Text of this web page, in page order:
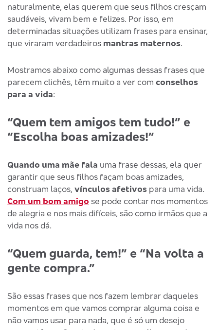
naturalmente, elas querem que seus filhos cresçam
saudáveis, vivam bem e felizes. Por isso, em
determinadas situações utilizam frases para ensinar,
que viraram verdadeiros mantras maternos.
Mostramos abaixo como algumas dessas frases que
parecem clichês, têm muito a ver com conselhos
para a vida:
“Quem tem amigos tem tudo!” e
“Escolha boas amizades!”
Quando uma mãe fala uma frase dessas, ela quer
garantir que seus filhos façam boas amizades,
construam laços, vínculos afetivos para uma vida.
Com um bom amigo se pode contar nos momentos
de alegria e nos mais difíceis, são como irmãos que a
vida nos dá.
“Quem guarda, tem!” e “Na volta a
gente compra.”
São essas frases que nos fazem lembrar daqueles
momentos em que vamos comprar alguma coisa e
não vamos usar para nada, que é só um desejo